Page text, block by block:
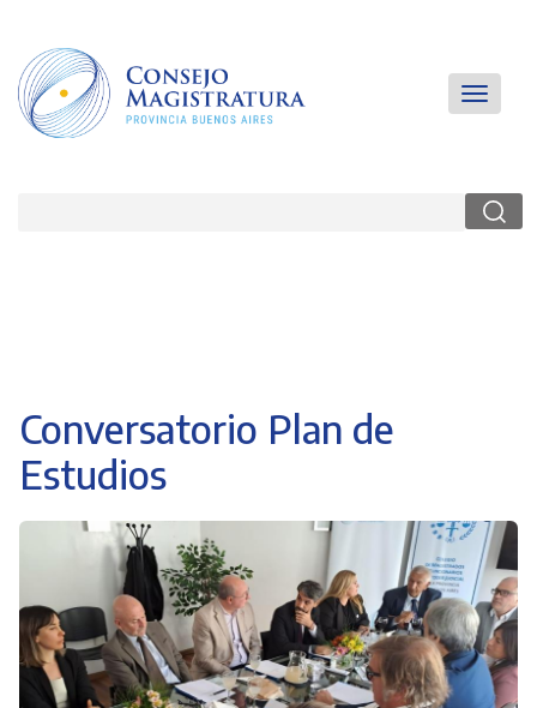
contenido
principal
MainToggle
Conversatorio Plan de
Estudios